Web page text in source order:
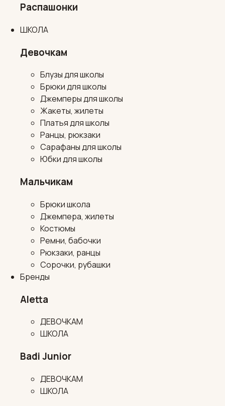
Распашонки
ШКОЛА
Девочкам
Блузы для школы
Брюки для школы
Джемперы для школы
Жакеты, жилеты
Платья для школы
Ранцы, рюкзаки
Сарафаны для школы
Юбки для школы
Мальчикам
Брюки школа
Джемпера, жилеты
Костюмы
Ремни, бабочки
Рюкзаки, ранцы
Сорочки, рубашки
Бренды
Aletta
ДЕВОЧКАМ
ШКОЛА
Badi Junior
ДЕВОЧКАМ
ШКОЛА